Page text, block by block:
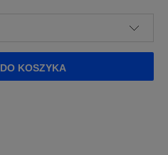
DO KOSZYKA